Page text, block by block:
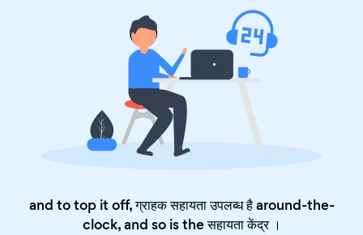
and to top it off, ग्राहक सहायता उपलब्ध है around-the-
clock, and so is theसहायता केंद्र।